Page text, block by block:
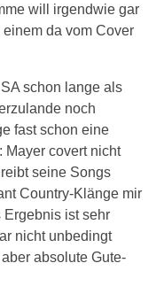
will irgendwie gar
da vom Cover
schon lange als
noch
fast schon eine
Mayer covert nicht
seine Songs
Country-Klänge mir
ist sehr
nicht unbedingt
absolute Gute-